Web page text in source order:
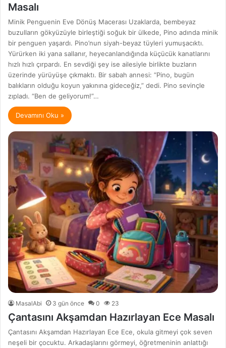
Masalı
Minik Penguenin Eve Dönüş Macerası Uzaklarda, bembeyaz
buzulların gökyüzüyle birleştiği soğuk bir ülkede, Pino adında minik
bir penguen yaşardı. Pino’nun siyah-beyaz tüyleri yumuşacıktı.
Yürürken iki yana sallanır, heyecanlandığında küçücük kanatlarını
hızlı hızlı çırpardı. En sevdiği şey ise ailesiyle birlikte buzların
üzerinde yürüyüşe çıkmaktı. Bir sabah annesi: “Pino, bugün
balıkların olduğu koyun yakınına gideceğiz,” dedi. Pino sevinçle
zıpladı. “Ben de geliyorum!”…
Devamını Oku »
MasalAbi 3 gün önce 0 23
Çantasını Akşamdan Hazırlayan Ece Masalı
Çantasını Akşamdan Hazırlayan Ece Ece, okula gitmeyi çok seven
neşeli bir çocuktu. Arkadaşlarını görmeyi, öğretmeninin anlattığı